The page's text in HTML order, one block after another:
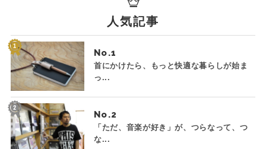
人気記事
No.
首にかけたら、もっと快適な暮らしが始ま
っ...
No.
「ただ、音楽が好き」が、つらなって、つ
な...